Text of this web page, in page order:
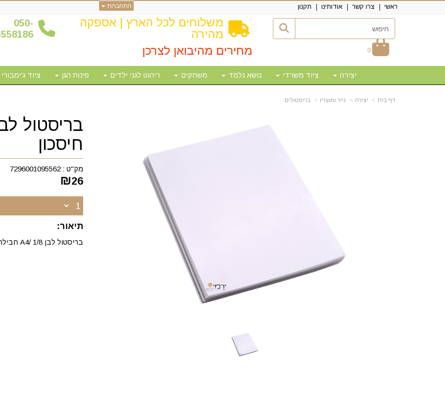
התחברות ראשי צרו קשר אודותינו תקנון
0
משלוחים לכל הארץ | אספקה
מהירה
050-
מחירים מהיבואן לצרכן
יצירה ציוד משרדי נושא נלמד משחקים ריהוט לגני ילדים פינות הגן ציוד ג'ימבורי
דף בית יצירה נייר ומוצריו בריסטולים
חיסכון
מק"ט :7296001095562
₪26
תיאור:
בריסטול לבן A4/ 1/8 חבילת ג'מבו חיסכון.